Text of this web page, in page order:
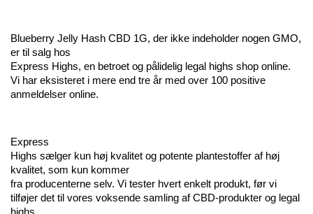
Blueberry Jelly Hash CBD 1G, der ikke indeholder nogen GMO,
er til salg hos
Express Highs, en betroet og pålidelig legal highs shop online.
Vi har eksisteret i mere end tre år med over 100 positive
anmeldelser online.
Express
Highs sælger kun høj kvalitet og potente plantestoffer af høj
kvalitet, som kun kommer
fra producenterne selv. Vi tester hvert enkelt produkt, før vi
tilføjer det til vores voksende samling af CBD-produkter og legal